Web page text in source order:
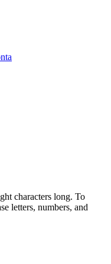
characters long. To
letters, numbers, and